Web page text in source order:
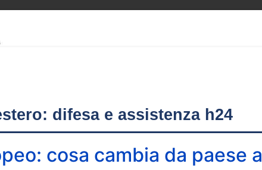
difesa e assistenza h24
cosa cambia da paese a